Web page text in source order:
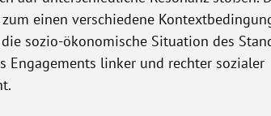
einen verschiedene
sozio-ökonomische Situation des
Engagements linker und rechter sozialer